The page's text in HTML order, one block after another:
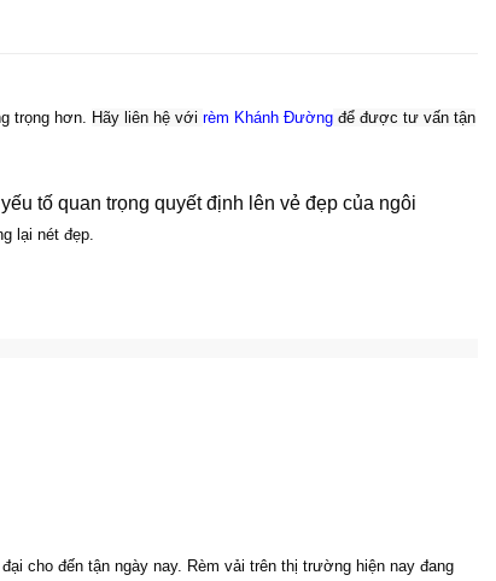
trọng hơn. Hãy liên hệ với rèm Khánh Đường để được tư vấn tận
tố quan trọng quyết định lên vẻ đẹp của ngôi
lại nét đẹp.
cho đến tận ngày nay. Rèm vải trên thị trường hiện nay đang